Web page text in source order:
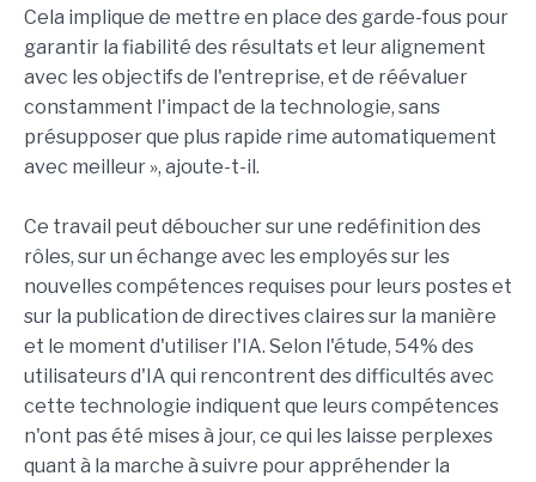
Cela implique de mettre en place des garde-fous pour
garantir la fiabilité des résultats et leur alignement
avec les objectifs de l'entreprise, et de réévaluer
constamment l'impact de la technologie, sans
présupposer que plus rapide rime automatiquement
avec meilleur », ajoute-t-il.
Ce travail peut déboucher sur une redéfinition des
rôles, sur un échange avec les employés sur les
nouvelles compétences requises pour leurs postes et
sur la publication de directives claires sur la manière
et le moment d'utiliser l'IA. Selon l'étude, 54% des
utilisateurs d'IA qui rencontrent des difficultés avec
cette technologie indiquent que leurs compétences
n'ont pas été mises à jour, ce qui les laisse perplexes
quant à la marche à suivre pour appréhender la